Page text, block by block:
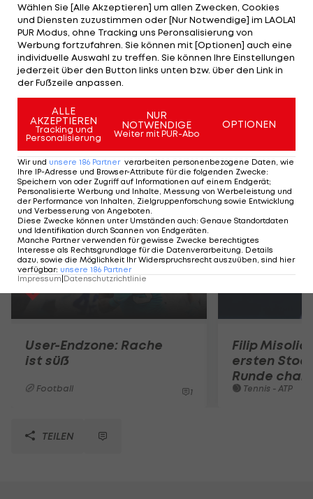
16 nicht.
Bereits am Vortag hatte "Gentle" gegen Jamie
Caven (GBR) seine Mühe, lag 1:4 zurück, konnte das
Spiel gegen "Jabba" aber noch einmal drehen.
Den Turniersieg sichert sich Michael Van Gerwen
mit einem 8:3-Finalsieg gegen James Wade.
Mehr zum Thema
User-Endzone: Rache
ist süß
Football 1
Filip Misolic
ersten
Runde
Tennis - ATP
TEILEN
Wählen Sie [Alle Akzeptieren] um allen Zwecken, Cookies
und Diensten zuzustimmen oder [Nur Notwendige] im LAOLA1
PUR Modus, ohne Tracking uns Peronsalisierung von
Werbung fortzufahren. Sie können mit [Optionen] auch eine
individuelle Auswahl zu treffen. Sie können Ihre Einstellungen
jederzeit über den Button links unten bzw. über den Link in
der Fußzeile anpassen.
ALLE
AKZEPTIEREN
Tracking und
Personalisierung
NUR
NOTWENDIGE
Weiter mit PUR-Abo
OPTIONEN
Wir und unsere 186 Partner verarbeiten personenbezogene Daten, wie
Ihre IP-Adresse und Browser-Attribute für die folgenden Zwecke:
Speichern von oder Zugriff auf Informationen auf einem Endgerät;
Personalisierte Werbung und Inhalte, Messung von Werbeleistung und
der Performance von Inhalten, Zielgruppenforschung sowie Entwicklung
und Verbesserung von Angeboten
Diese Zwecke können unter Umständen auch: Genaue Standortdaten
und Identifikation durch Scannen von Endgeräten
Manche Partner verwenden für gewisse Zwecke berechtigtes
Interesse als Rechtsgrundlage für die Datenverarbeitung. Details
dazu, sowie die Möglichkeit Ihr Widerspruchsrecht auszuüben, sind hier
verfügbar: unsere 186 Partner
Impressum|Datenschutzrichtlinie